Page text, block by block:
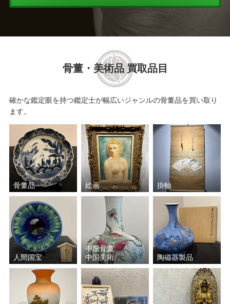
田能村 直入
骨董・美術品 買取品目
確かな鑑定眼を持つ鑑定士が幅広いジャンルの骨董品を買い取り
ます。
骨董品 絵画 掛軸
人間国宝
中国骨董
中国美術
陶磁器製品